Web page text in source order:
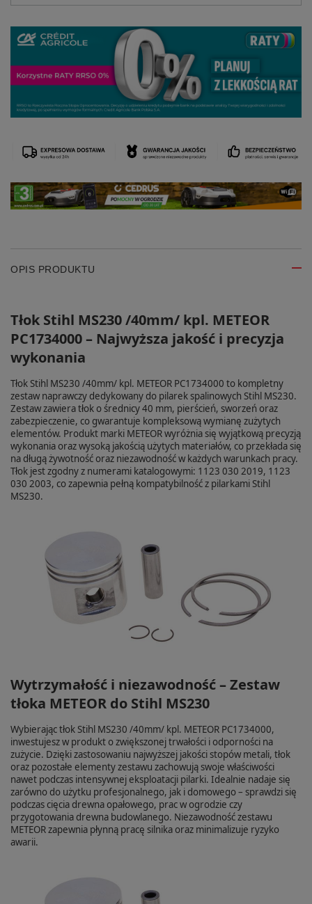
OPIS PRODUKTU
Tłok Stihl MS230 /40mm/ kpl. METEOR
PC1734000 – Najwyższa jakość i precyzja
wykonania
Tłok Stihl MS230 /40mm/ kpl. METEOR PC1734000 to kompletny
zestaw naprawczy dedykowany do pilarek spalinowych Stihl MS230.
Zestaw zawiera tłok o średnicy 40 mm, pierścień, sworzeń oraz
zabezpieczenie, co gwarantuje kompleksową wymianę zużytych
elementów. Produkt marki METEOR wyróżnia się wyjątkową precyzją
wykonania oraz wysoką jakością użytych materiałów, co przekłada się
na długą żywotność oraz niezawodność w każdych warunkach pracy.
Tłok jest zgodny z numerami katalogowymi: 1123 030 2019, 1123
030 2003, co zapewnia pełną kompatybilność z pilarkami Stihl
MS230.
Wytrzymałość i niezawodność – Zestaw
tłoka METEOR do Stihl MS230
Wybierając tłok Stihl MS230 /40mm/ kpl. METEOR PC1734000,
inwestujesz w produkt o zwiększonej trwałości i odporności na
zużycie. Dzięki zastosowaniu najwyższej jakości stopów metali, tłok
oraz pozostałe elementy zestawu zachowują swoje właściwości
nawet podczas intensywnej eksploatacji pilarki. Idealnie nadaje się
zarówno do użytku profesjonalnego, jak i domowego – sprawdzi się
podczas cięcia drewna opałowego, prac w ogrodzie czy
przygotowania drewna budowlanego. Niezawodność zestawu
METEOR zapewnia płynną pracę silnika oraz minimalizuje ryzyko
awarii.